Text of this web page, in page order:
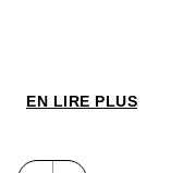
EN LIRE PLUS